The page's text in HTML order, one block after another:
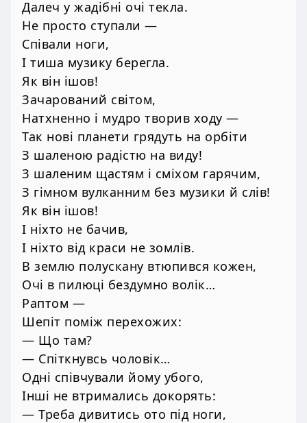
Далеч у жадібні очі текла.
Не просто ступали —
Співали ноги,
І тиша музику берегла.
Як він ішов!
Зачарований світом,
Натхненно і мудро творив ходу —
Так нові планети грядуть на орбіти
З шаленою радістю на виду!
З шаленим щастям і сміхом гарячим,
З гімном вулканним без музики й слів!
Як він ішов!
І ніхто не бачив,
І ніхто від краси не зомлів.
В землю полускану втюпився кожен,
Очі в пилюці бездумно волік…
Раптом —
Шепіт поміж перехожих:
— Що там?
— Спіткнувсь чоловік…
Одні співчували йому убого,
Інші не втримались докорять:
— Треба дивитись ото під ноги,